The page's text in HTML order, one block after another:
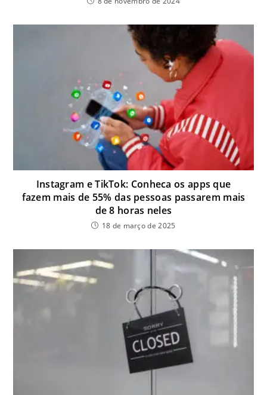
Instagram e TikTok: Conheca os apps que
fazem mais de 55% das pessoas passarem mais
de 8 horas neles
18 de março de 2025